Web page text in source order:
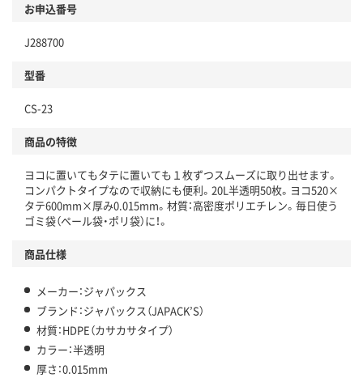
本体
仕組
この商品の環境配慮ポイントです。下記商品詳細「
アスクル商品環境スコア詳細／加点項目
」で確認できます。
お申込番号
J288700
型番
CS-23
商品の特徴
ヨコに置いてもタテに置いても１枚ずつスムーズに取り出せます。
コンパクトタイプなので収納にも便利。20L半透明50枚。ヨコ520×
タテ600mm×厚み0.015mm。材質：高密度ポリエチレン。毎日使う
ゴミ袋（ペール袋・ポリ袋）に！。
商品仕様
メーカー：ジャパックス
ブランド：ジャパックス（JAPACK’S）
材質：HDPE（カサカサタイプ）
カラー：半透明
厚さ：0.015mm